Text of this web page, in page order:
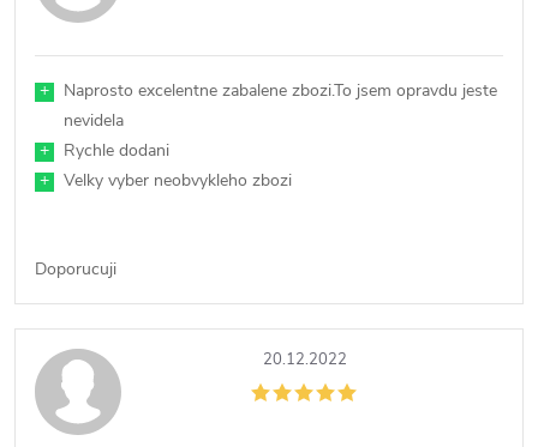
+
Naprosto excelentne zabalene zbozi.To jsem opravdu jeste
nevidela
+
Rychle dodani
+
Velky vyber neobvykleho zbozi
Doporucuji
20.12.2022